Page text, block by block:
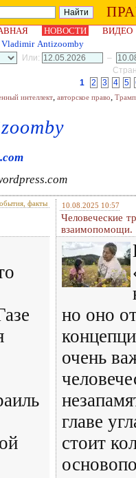
НОВОСТИ
ВИДЕО
Vladimir Antizoomby
Или:
–
1
2 3 4 5
интеллект, авторское право, Трамп
факты 10.08.2025 10:57
Человеческие
взаимопомощи.
но оно
очень
главе
стоит